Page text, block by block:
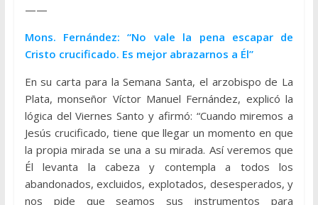
——
Mons. Fernández: “No vale la pena escapar de
Cristo crucificado. Es mejor abrazarnos a Él”
En su carta para la Semana Santa, el arzobispo de La
Plata, monseñor Víctor Manuel Fernández, explicó la
lógica del Viernes Santo y afirmó: “Cuando miremos a
Jesús crucificado, tiene que llegar un momento en que
la propia mirada se una a su mirada. Así veremos que
Él levanta la cabeza y contempla a todos los
abandonados, excluidos, explotados, desesperados, y
nos pide que seamos sus instrumentos para